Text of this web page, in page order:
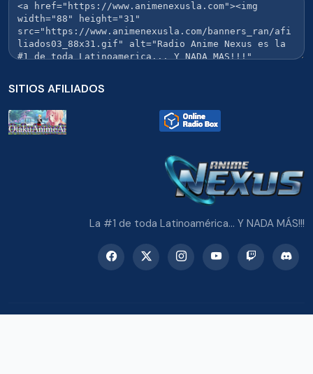
SITIOS AFILIADOS
La #1 de toda Latinoamérica... Y NADA MÁS!!!